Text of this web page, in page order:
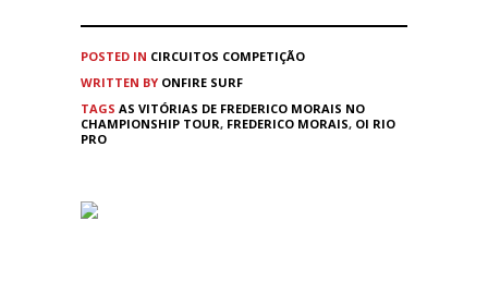
POSTED IN CIRCUITOS COMPETIÇÃO
WRITTEN BY ONFIRE SURF
TAGS AS VITÓRIAS DE FREDERICO MORAIS NO
CHAMPIONSHIP TOUR, FREDERICO MORAIS, OI RIO
PRO